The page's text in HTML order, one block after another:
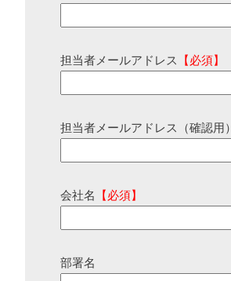
担当者メールアドレス 【必須】
担当者メールアドレス（確認用）
会社名 【必須】
部署名